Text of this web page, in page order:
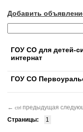
Добавить
ГОУ СО для детей-
интернат
ГОУ СО
← ctrl предыдущая
Страницы:
1